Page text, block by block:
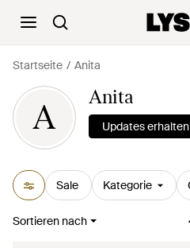
Startseite Anita
A
Anita
Updates erhalten
Sale Kategorie
Sortieren nach